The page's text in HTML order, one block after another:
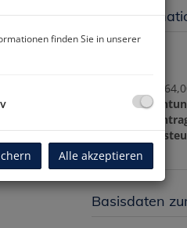
Basisdaten
finden Sie in unserer
Alle akzeptieren